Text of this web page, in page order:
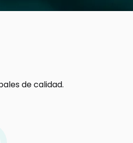
de calidad.